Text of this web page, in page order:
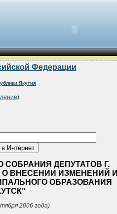
Федерации
Якутия
)
СОБРАНИЯ ДЕПУТАТОВ Г.
О ВНЕСЕНИИ ИЗМЕНЕНИЙ И
ОБРАЗОВАНИЯ
2006 года)